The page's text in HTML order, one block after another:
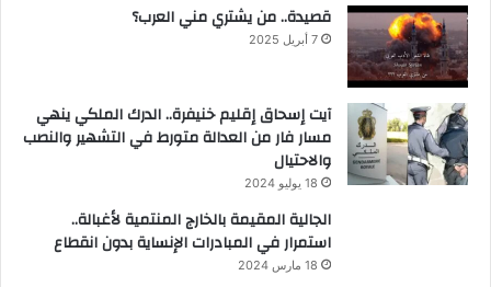
قصيدة.. من يشتري مني العرب؟
7 أبريل 2025
آيت إسحاق إقليم خنيفرة.. الدرك الملكي ينهي
مسار فار من العدالة متورط في التشهير والنصب
والاحتيال
18 يوليو 2024
الجالية المقيمة بالخارج المنتمية لأغبالة..
استمرار في المبادرات الإنساية بدون انقطاع
18 مارس 2024